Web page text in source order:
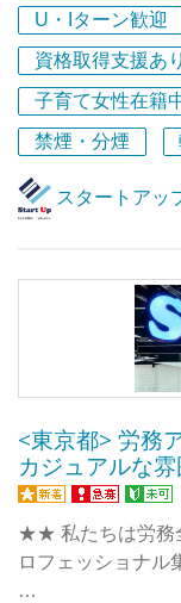
なぜこれほどまで
というと、
『クライアントの
メンバー』
の採用・育成を最
共有できてきたか
・元歯科衛生士
と、異業種からの
それでも、しっか
には理由がありま
◆チームで業務に
◆わからないこと
スタートアップ税
2015年の開業から
私たちのサービス
のご紹介やお問
新しいご縁が次々
スピード感を大切
ている法人です。
ビーを公開してい
ぜひ一度ご覧に
◇◇ 採用ムービ
『スタートアップ
た』
『スタートアッ
ませんか？』
で検索いただくと
U・Iターン歓迎
資格取得支援あり
子育て女性在籍
禁煙・分煙
スタートアッ
<東京都> 労務
カジュアルな
★★ 私たちは労務
ロフェッショナ